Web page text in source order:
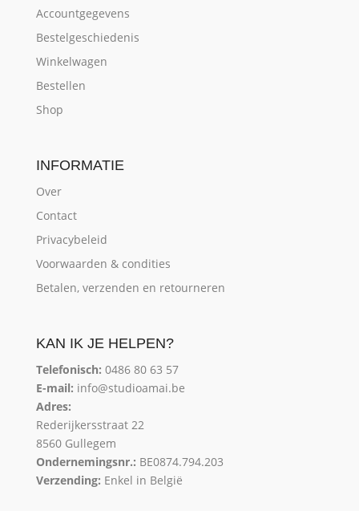
Accountgegevens
Bestelgeschiedenis
Winkelwagen
Bestellen
Shop
INFORMATIE
Over
Contact
Privacybeleid
Voorwaarden & condities
Betalen, verzenden en retourneren
KAN IK JE HELPEN?
Telefonisch: 0486 80 63 57
E-mail: info@studioamai.be
Adres:
Rederijkersstraat 22
8560 Gullegem
Ondernemingsnr.: BE0874.794.203
Verzending: Enkel in België